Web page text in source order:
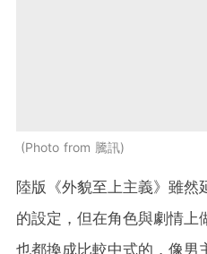
Photo from 騰訊
陸版《外貌至上主義》雖然
的設定，但在角色與劇情上
也都換成比較中式的，像男